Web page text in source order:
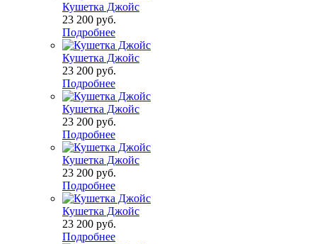
Кушетка Джойс
23 200 руб.
Подробнее
Кушетка Джойс
23 200 руб.
Подробнее
Кушетка Джойс
23 200 руб.
Подробнее
Кушетка Джойс
23 200 руб.
Подробнее
Кушетка Джойс
23 200 руб.
Подробнее